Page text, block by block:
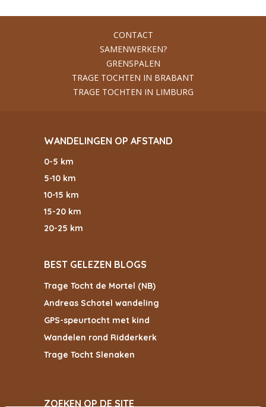
CONTACT
SAMENWERKEN?
GRENSPALEN
TRAGE TOCHTEN IN BRABANT
TRAGE TOCHTEN IN LIMBURG
WANDELINGEN OP AFSTAND
0-5 km
5-10 km
10-15 km
15-20 km
20-25 km
BEST GELEZEN BLOGS
Trage Tocht de Mortel (NB)
Andreas Schotel wandeling
GPS-speurtocht met kind
Wandelen rond Ridderkerk
Trage Tocht Slenaken
ZOEKEN OP DE SITE